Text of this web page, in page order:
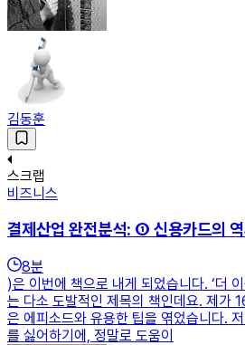
김동훈
스크랩
비즈니스
결제산업 완전분석: ① 신용카드의
8분
)은 이번에 책으로 내게 되었습니다. ‘더
는 다소 도발적인 제목의 책인데요. 제가
은 에피소드와 유용한 팁을 엮었습니다.
를 싫어하기에, 정말로 도움이